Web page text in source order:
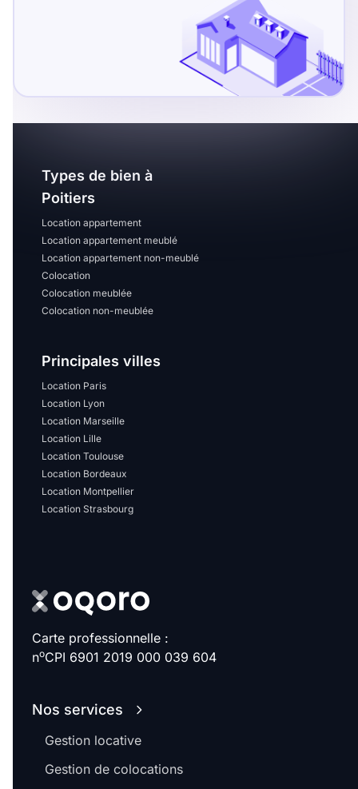
Types de bien à
Poitiers
Location appartement
Location appartement meublé
Location appartement non-meublé
Colocation
Colocation meublée
Colocation non-meublée
Principales villes
Location Paris
Location Lyon
Location Marseille
Location Lille
Location Toulouse
Location Bordeaux
Location Montpellier
Location Strasbourg
Carte professionnelle :
noCPI 6901 2019 000 039 604
Nos services
Gestion locative
Gestion de colocations